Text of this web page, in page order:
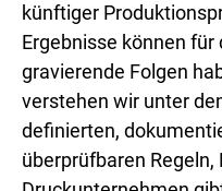
künftiger
Ergebnisse können
gravierende Folgen
verstehen wir unter
definierten,
überprüfbaren